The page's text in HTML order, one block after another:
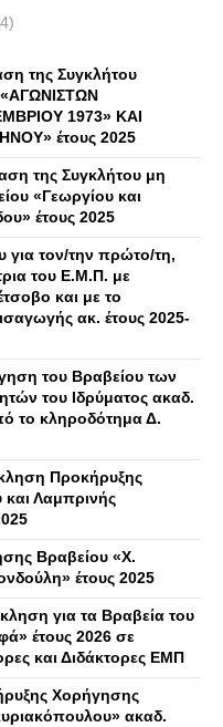
της Συγκλήτου
1973» ΚΑΙ
έτους 2025
της Συγκλήτου μη
«Γεωργίου και
έτους 2025
για τον/την πρώτο/τη,
του Ε.Μ.Π. με
και με το
ακ. έτους 2025-
του Βραβείου των
του Ιδρύματος ακαδ.
το κληροδότημα Δ.
Προκήρυξης
Λαμπρινής
Βραβείου «Χ.
έτους 2025
για τα Βραβεία του
έτους 2026 σε
και Διδάκτορες ΕΜΠ
Χορήγησης
ακαδ.